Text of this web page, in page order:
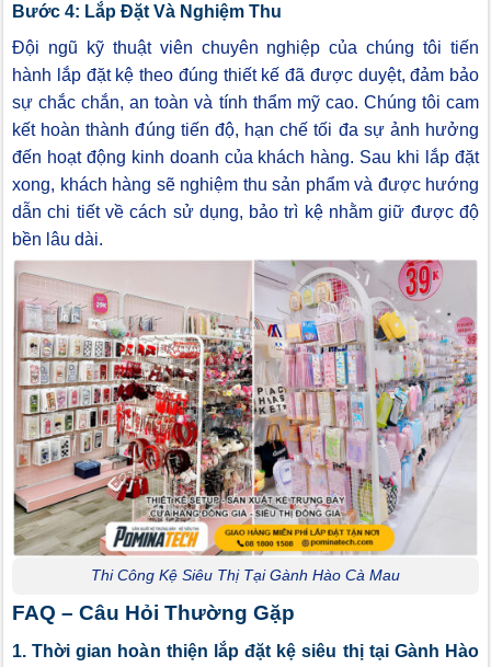
Bước 4: Lắp Đặt Và Nghiệm Thu
Đội ngũ kỹ thuật viên chuyên nghiệp của chúng tôi tiến
hành lắp đặt kệ theo đúng thiết kế đã được duyệt, đảm bảo
sự chắc chắn, an toàn và tính thẩm mỹ cao. Chúng tôi cam
kết hoàn thành đúng tiến độ, hạn chế tối đa sự ảnh hưởng
đến hoạt động kinh doanh của khách hàng. Sau khi lắp đặt
xong, khách hàng sẽ nghiệm thu sản phẩm và được hướng
dẫn chi tiết về cách sử dụng, bảo trì kệ nhằm giữ được độ
bền lâu dài.
Thi Công Kệ Siêu Thị Tại Gành Hào Cà Mau
FAQ – Câu Hỏi Thường Gặp
1. Thời gian hoàn thiện lắp đặt kệ siêu thị tại Gành Hào